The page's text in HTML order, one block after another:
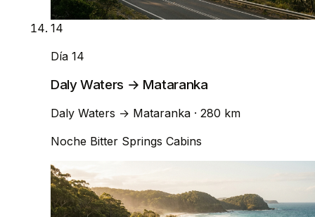
14
Día 14
Daly Waters → Mataranka
Daly Waters → Mataranka · 280 km
Noche Bitter Springs Cabins